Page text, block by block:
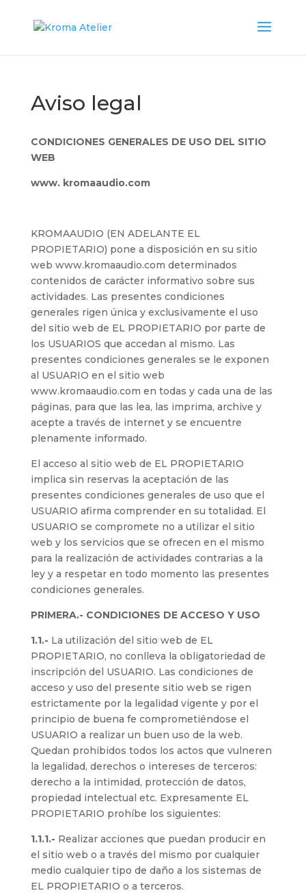
Aviso legal
CONDICIONES GENERALES DE USO DEL SITIO
WEB
www. kromaaudio.com
KROMAAUDIO (EN ADELANTE EL
PROPIETARIO) pone a disposición en su sitio
web www.kromaaudio.com determinados
contenidos de carácter informativo sobre sus
actividades. Las presentes condiciones
generales rigen única y exclusivamente el uso
del sitio web de EL PROPIETARIO por parte de
los USUARIOS que accedan al mismo. Las
presentes condiciones generales se le exponen
al USUARIO en el sitio web
www.kromaaudio.com en todas y cada una de las
páginas, para que las lea, las imprima, archive y
acepte a través de internet y se encuentre
plenamente informado.
El acceso al sitio web de EL PROPIETARIO
implica sin reservas la aceptación de las
presentes condiciones generales de uso que el
USUARIO afirma comprender en su totalidad. El
USUARIO se compromete no a utilizar el sitio
web y los servicios que se ofrecen en el mismo
para la realización de actividades contrarias a la
ley y a respetar en todo momento las presentes
condiciones generales.
PRIMERA.- CONDICIONES DE ACCESO Y USO
1.1.- La utilización del sitio web de EL
PROPIETARIO, no conlleva la obligatoriedad de
inscripción del USUARIO. Las condiciones de
acceso y uso del presente sitio web se rigen
estrictamente por la legalidad vigente y por el
principio de buena fe comprometiéndose el
USUARIO a realizar un buen uso de la web.
Quedan prohibidos todos los actos que vulneren
la legalidad, derechos o intereses de terceros:
derecho a la intimidad, protección de datos,
propiedad intelectual etc. Expresamente EL
PROPIETARIO prohíbe los siguientes:
1.1.1.- Realizar acciones que puedan producir en
el sitio web o a través del mismo por cualquier
medio cualquier tipo de daño a los sistemas de
EL PROPIETARIO o a terceros.